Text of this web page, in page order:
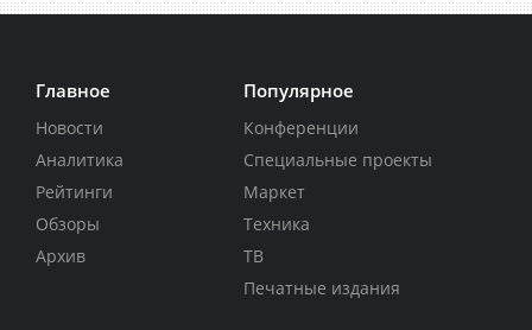
Главное
Новости
Аналитика
Рейтинги
Обзоры
Архив
Популярное
Конференции
Специальные проекты
Маркет
Техника
ТВ
Печатные издания